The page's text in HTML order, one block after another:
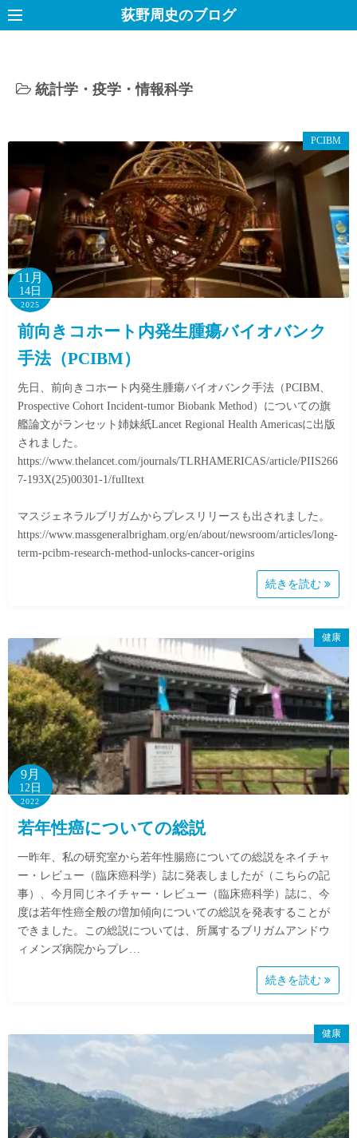
コ
ン
プ
荻野周史のブログ
統計学・疫学・情報科学
PCIBM
11月
14日
2025
前向きコホート内発生腫瘍バイオバンク
手法（PCIBM）
先日、前向きコホート内発生腫瘍バイオバンク手法（PCIBM、
Prospective Cohort Incident-tumor Biobank Method）についての旗
艦論文がランセット姉妹紙Lancet Regional Health Americasに出版
されました。
https://www.thelancet.com/journals/TLRHAMERICAS/article/PIIS266
7-193X(25)00301-1/fulltext
マスジェネラルブリガムからプレスリリースも出されました。
https://www.massgeneralbrigham.org/en/about/newsroom/articles/long-
term-pcibm-research-method-unlocks-cancer-origins
続きを読む
健康
9月
12日
2022
若年性癌についての総説
一昨年、私の研究室から若年性腸癌についての総説をネイチャ
ー・レビュー（臨床癌科学）誌に発表しましたが（こちらの記
事）、今月同じネイチャー・レビュー（臨床癌科学）誌に、今
度は若年性癌全般の増加傾向についての総説を発表することが
できました。この総説については、所属するブリガムアンドウ
ィメンズ病院からプレ…
続きを読む
健康